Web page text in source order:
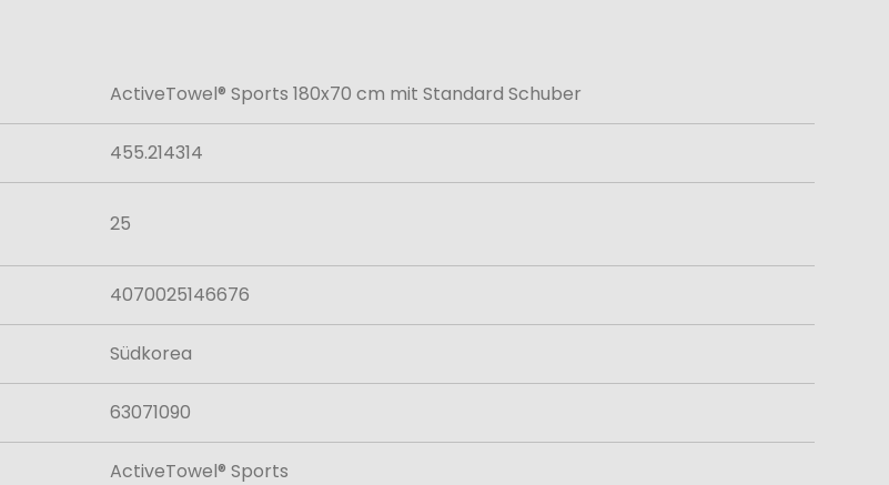
ActiveTowel® Sports 180x70 cm mit Standard Schuber
455.214314
25
4070025146676
Südkorea
63071090
ActiveTowel® Sports